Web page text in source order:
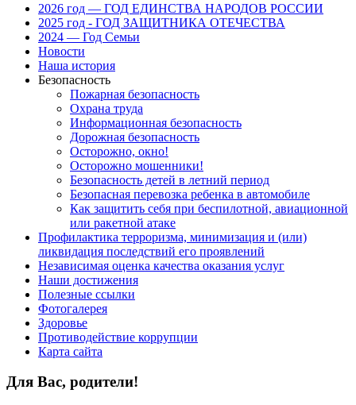
2026 год — ГОД ЕДИНСТВА НАРОДОВ РОССИИ
2025 год - ГОД ЗАЩИТНИКА ОТЕЧЕСТВА
2024 — Год Семьи
Новости
Наша история
Безопасность
Пожарная безопасность
Охрана труда
Информационная безопасность
Дорожная безопасность
Осторожно, окно!
Осторожно мошенники!
Безопасность детей в летний период
Безопасная перевозка ребенка в автомобиле
Как защитить себя при беспилотной, авиационной
или ракетной атаке
Профилактика терроризма, минимизация и (или)
ликвидация последствий его проявлений
Независимая оценка качества оказания услуг
Наши достижения
Полезные ссылки
Фотогалерея
Здоровье
Противодействие коррупции
Карта сайта
Для Вас, родители!